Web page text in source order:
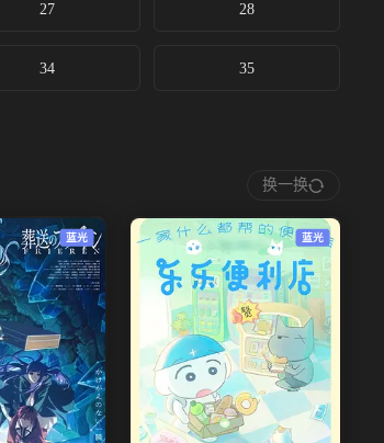
27 28
34 35
换一换
蓝光 蓝光